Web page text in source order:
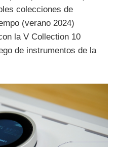
colecciones de
(verano 2024)
la V Collection 10
de instrumentos de la